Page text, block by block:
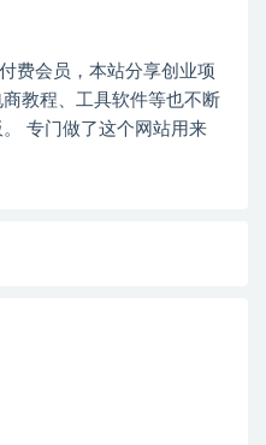
付费会员，本站分享创业项
教程、工具软件等也不断
专门做了这个网站用来